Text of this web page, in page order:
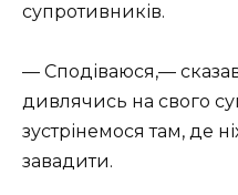
супротивників.
— Сподіваюся,—
дивлячись на свого
зустрінемося там, де
завадити.